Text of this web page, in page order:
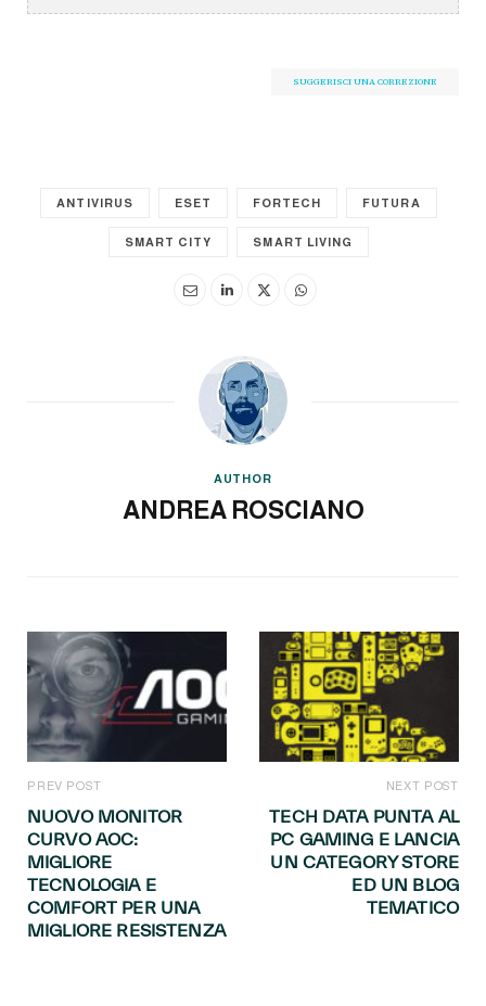
SUGGERISCI UNA CORREZIONE
ANTIVIRUS ESET FORTECH FUTURA
SMART CITY SMART LIVING
AUTHOR
ANDREA ROSCIANO
PREV POST
NUOVO MONITOR
CURVO AOC:
MIGLIORE
TECNOLOGIA E
COMFORT PER UNA
MIGLIORE RESISTENZA
NEXT POST
TECH DATA PUNTA AL
PC GAMING E LANCIA
UN CATEGORY STORE
ED UN BLOG
TEMATICO